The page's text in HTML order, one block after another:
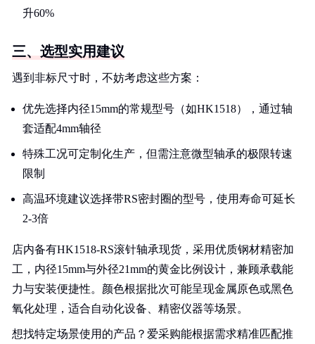
升60%
三、选型实用建议
遇到非标尺寸时，不妨考虑这些方案：
优先选择内径15mm的常规型号（如HK1518），通过轴
套适配4mm轴径
特殊工况可定制化生产，但需注意微型轴承的极限转速
限制
高温环境建议选择带RS密封圈的型号，使用寿命可延长
2-3倍
店内备有HK1518-RS滚针轴承现货，采用优质钢材精密加
工，内径15mm与外径21mm的黄金比例设计，兼顾承载能
力与安装便捷性。颜色根据批次可能呈现金属原色或黑色
氧化处理，适合自动化设备、精密仪器等场景。
想找特定场景使用的产品？爱采购能根据需求精准匹配推